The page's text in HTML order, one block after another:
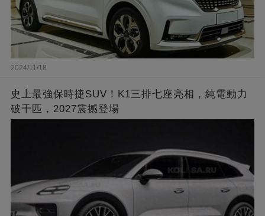
2024/11/18
史上最強保時捷SUV！K1三排七座亮相，純電動力
破千匹，2027震撼登場